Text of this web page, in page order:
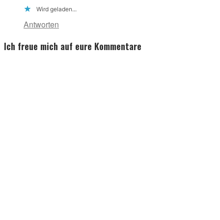
Wird geladen...
Antworten
Ich freue mich auf eure Kommentare